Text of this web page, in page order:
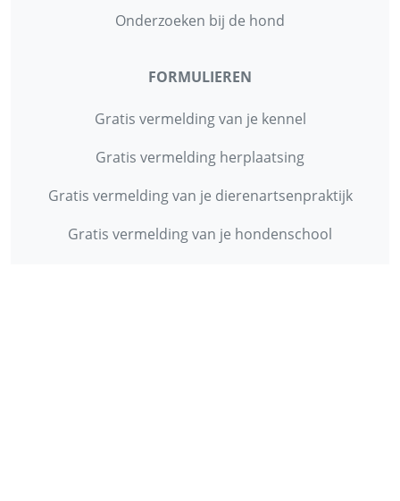
Onderzoeken bij de hond
FORMULIEREN
Gratis vermelding van je kennel
Gratis vermelding herplaatsing
Gratis vermelding van je dierenartsenpraktijk
Gratis vermelding van je hondenschool